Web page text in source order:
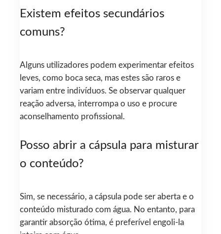
Existem efeitos secundários
comuns?
Alguns utilizadores podem experimentar efeitos
leves, como boca seca, mas estes são raros e
variam entre indivíduos. Se observar qualquer
reação adversa, interrompa o uso e procure
aconselhamento profissional.
Posso abrir a cápsula para misturar
o conteúdo?
Sim, se necessário, a cápsula pode ser aberta e o
conteúdo misturado com água. No entanto, para
garantir absorção ótima, é preferível engoli-la